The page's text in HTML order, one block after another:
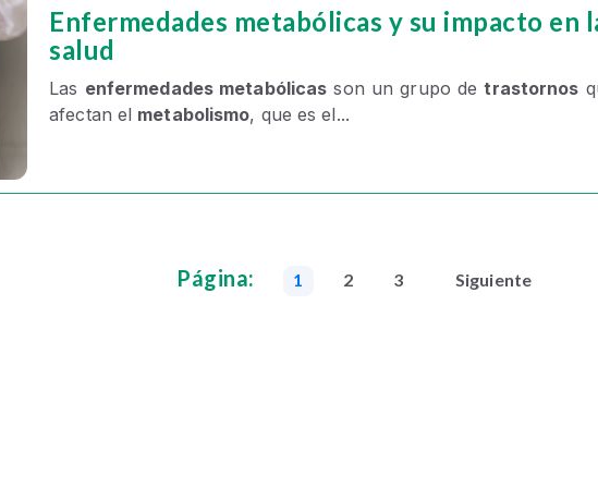
Enfermedades metabólicas y su impacto en
salud
Las enfermedades metabólicas son un grupo detrastornos
afectan el metabolismo, que es el...
Página: 1 2 3 Siguiente